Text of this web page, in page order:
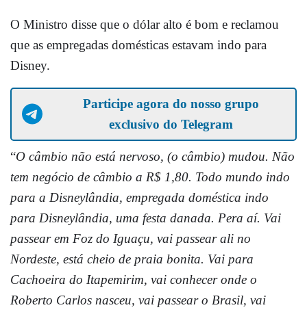
O Ministro disse que o dólar alto é bom e reclamou
que as empregadas domésticas estavam indo para
Disney.
Participe agora do nosso grupo
exclusivo do Telegram
“O câmbio não está nervoso, (o câmbio) mudou. Não
tem negócio de câmbio a R$ 1,80. Todo mundo indo
para a Disneylândia, empregada doméstica indo
para Disneylândia, uma festa danada. Pera aí. Vai
passear em Foz do Iguaçu, vai passear ali no
Nordeste, está cheio de praia bonita. Vai para
Cachoeira do Itapemirim, vai conhecer onde o
Roberto Carlos nasceu, vai passear o Brasil, vai